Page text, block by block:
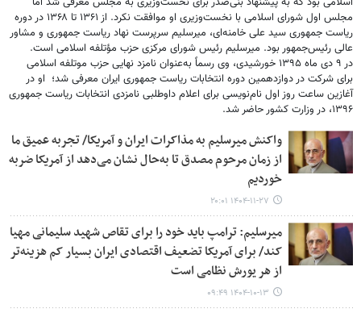
مجلس اول شورای اسلامی با نخست‌وزیری او موافقت نکرد. از ۱۳۶۱ تا ۱۳۶۸ در دوره
ریاست جمهوری سید علی خامنه‌ای، میرسلیم سرپرست نهاد ریاست جمهوری و مشاور
عالی رئیس‌جمهور بود. میرسلیم رئیس شورای مرکزی حزب مؤتلفه اسلامی است.
در ۹ دی ماه ۱۳۹۵ خورشیدی، وی رسماً به‌عنوان نامزد نهایی حزب موتلفه اسلامی
برای شرکت در دوازدهمین دوره انتخابات ریاست جمهوری ایران معرفی شد؛ او در
آغازین ساعت روز اول نام‌نویسی برای اعلام داوطلبی نامزدی انتخابات ریاست جمهوری
۱۳۹۶، در وزارت کشور حاضر شد.
واکنش میرسلیم به مذاکرات ایران و آمریکا/ تجربه عمیق ما
از زمان مرحوم مصدق تا به‌حال نشان می‌دهد از آمریکا ضربه
خوردیم
۱۴۰۴-۱۱-۲۷ ۲۰:۰۱
میرسلیم: ترامپ باید خود را برای تقاص شهید سلیمانی مهیا
کند/ برای آمریکا تضعیف اقتصادی ایران بسیار کم هزینه‌تر
از هر یورش نظامی است
۱۴۰۴-۱۰-۱۳ ۰۹:۴۹